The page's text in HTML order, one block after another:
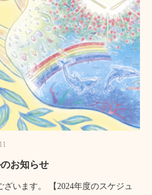
お知らせ
います。 【2024年度のスケジュ